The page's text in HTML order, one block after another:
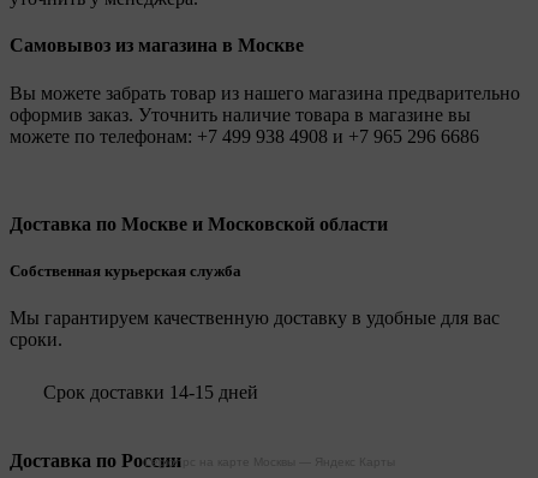
Самовывоз из магазина в Москве
Вы можете забрать товар из нашего магазина предварительно
оформив заказ. Уточнить наличие товара в магазине вы
можете по телефонам: +7 499 938 4908 и +7 965 296 6686
Доставка по Москве и Московской области
Собственная курьерская служба
Мы гарантируем качественную доставку в удобные для вас
сроки.
Срок доставки 14-15 дней
Доставка по РоссииLegionpc на карте Москвы — Яндекс Карты